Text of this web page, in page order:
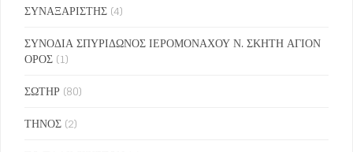
ΣΥΝΑΞΑΡΙΣΤΗΣ (4)
ΣΥΝΟΔΙΑ ΣΠΥΡΙΔΩΝΟΣ ΙΕΡΟΜΟΝΑΧΟΥ Ν. ΣΚΗΤΗ ΑΓΙΟΝ
ΟΡΟΣ (1)
ΣΩΤΗΡ (80)
ΤΗΝΟΣ (2)